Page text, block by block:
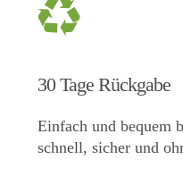
30 Tage Rückgabe
Einfach und bequem
schnell, sicher und